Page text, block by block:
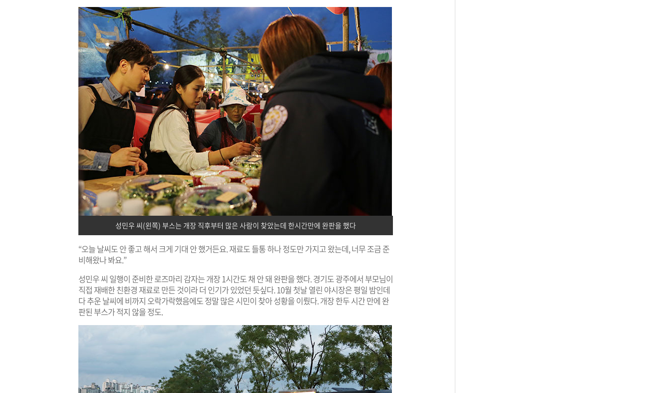
성민우 씨(왼쪽) 부스는 개장 직후부터 많은 사람이 찾았는데 한시간만에 완판을 했다
“오늘 날씨도 안 좋고 해서 크게 기대 안 했거든요. 재료도 들통 하나 정도만 가지고 왔는데, 너무 조금 준
비해왔나 봐요.”
​성민우 씨 일행이 준비한 로즈마리 감자는 개장 1시간도 채 안 돼 완판을 했다. 경기도 광주에서 부모님이
직접 재배한 친환경 재료로 만든 것이라 더 인기가 있었던 듯싶다. 10월 첫날 열린 야시장은 평일 밤인데
다 추운 날씨에 비까지 오락가락했음에도 정말 많은 시민이 찾아 성황을 이뤘다. 개장 한두 시간 만에 완
판된 부스가 적지 않을 정도.